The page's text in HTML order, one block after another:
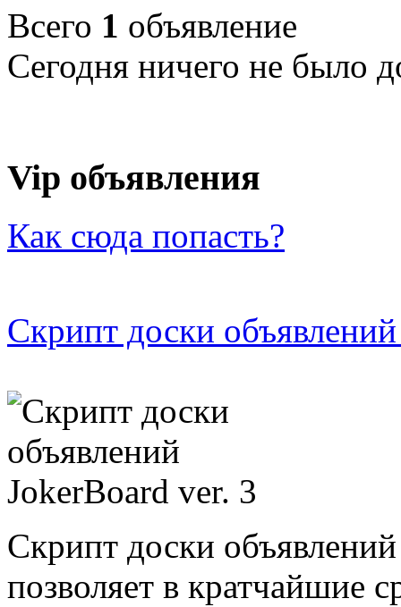
Всего 1 объявление
Сегодня ничего не было
Vip объявления
Как сюда попасть?
Скрипт доски
Скрипт доски
позволяет в кратчайшие